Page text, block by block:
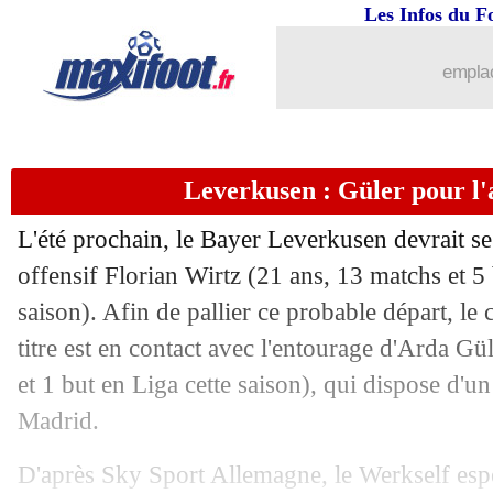
Les Infos du
Leverkusen : Güler pour
L'été prochain, le Bayer Leverkusen devrait
offensif Florian Wirtz (21 ans, 13 matchs et
saison). Afin de pallier ce probable départ, le
titre est en contact avec l'entourage d'Arda
et 1 but en Liga cette saison), qui dispose
Madrid.
D'après Sky Sport Allemagne, le Werkself
: Longoria répond aux éloges de
10/12 Atalanta: Lookman ne pense pas au
10/12 OM: un passage positif devant la
10/12 Real: la prise de risque de Vinicius
10/12 Naples : année terminée pour
10/12 Lille: Zhegrova absent contre Sturm
LdC (U19) : Brest battu par le PSV